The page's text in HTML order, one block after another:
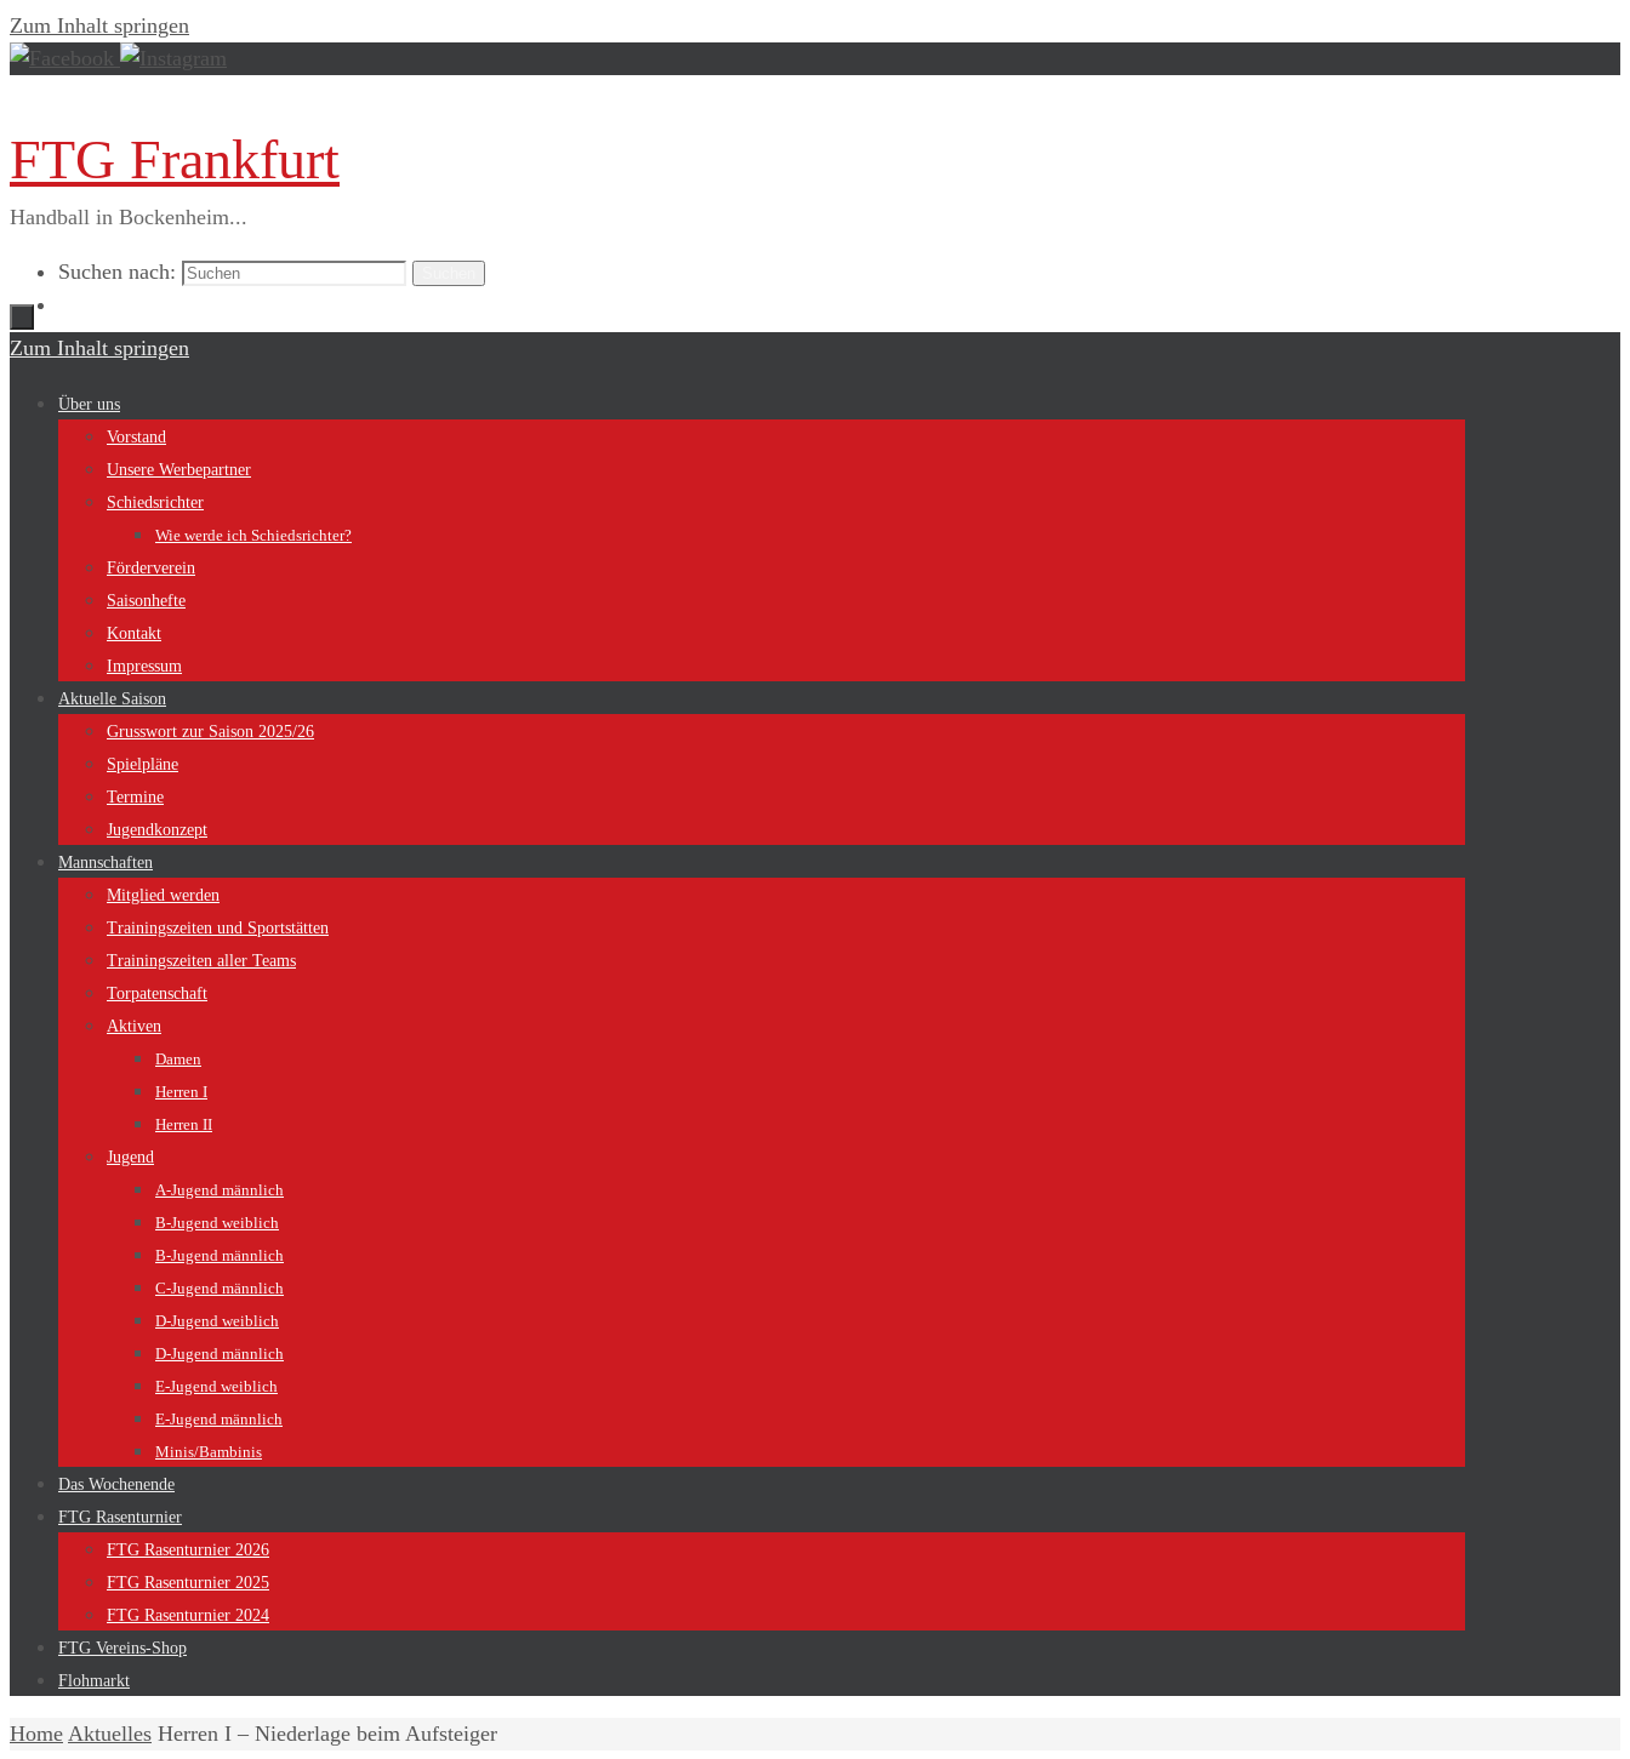
Zum Inhalt springen
FTG Frankfurt
Handball in Bockenheim...
Suchen nach:
Zum Inhalt springen
Über uns
Vorstand
Unsere Werbepartner
Schiedsrichter
Wie werde ich Schiedsrichter?
Förderverein
Saisonhefte
Kontakt
Impressum
Aktuelle Saison
Grusswort zur Saison 2025/26
Spielpläne
Termine
Jugendkonzept
Mannschaften
Mitglied werden
Trainingszeiten und Sportstätten
Trainingszeiten aller Teams
Torpatenschaft
Aktiven
Damen
Herren I
Herren II
Jugend
A-Jugend männlich
B-Jugend weiblich
B-Jugend männlich
C-Jugend männlich
D-Jugend weiblich
D-Jugend männlich
E-Jugend weiblich
E-Jugend männlich
Minis/Bambinis
Das Wochenende
FTG Rasenturnier
FTG Rasenturnier 2026
FTG Rasenturnier 2025
FTG Rasenturnier 2024
FTG Vereins-Shop
Flohmarkt
Home Aktuelles Herren I – Niederlage beim Aufsteiger